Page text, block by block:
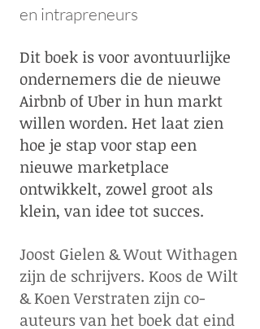
en intrapreneurs
Dit boek is voor avontuurlijke
ondernemers die de nieuwe
Airbnb of Uber in hun markt
willen worden. Het laat zien
hoe je stap voor stap een
nieuwe marketplace
ontwikkelt, zowel groot als
klein, van idee tot succes.
Joost Gielen & Wout Withagen
zijn de schrijvers. Koos de Wilt
& Koen Verstraten zijn co-
auteurs van het boek dat eind